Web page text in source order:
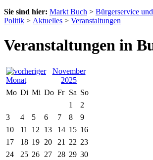
Sie sind hier: Markt Buch > Bürgerservice und
Politik > Aktuelles > Veranstaltungen
Veranstaltungen in
November
2025
Mo Di Mi Do Fr Sa So
1
2
3
4 5 6 7 8
9
10
11 12 13 14 15 16
17
18 19 20 21 22 23
24
25 26 27 28 29 30